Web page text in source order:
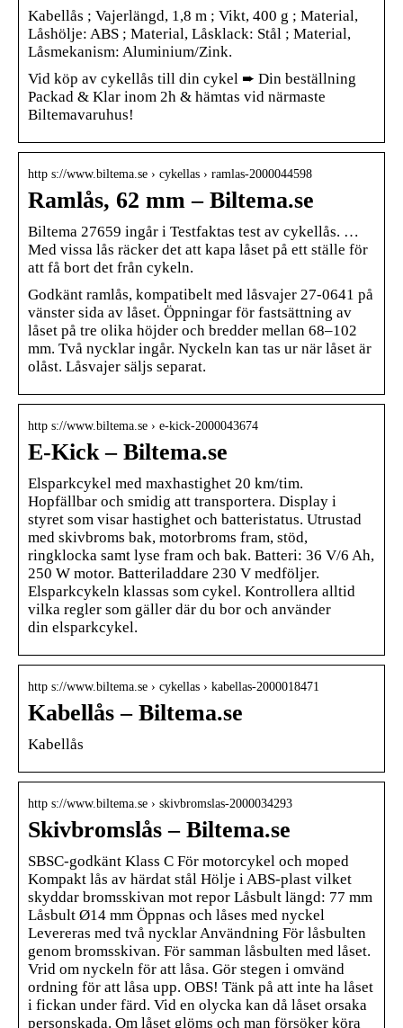
Kabellås ; Vajerlängd, 1,8 m ; Vikt, 400 g ; Material,
Låshölje: ABS ; Material, Låsklack: Stål ; Material,
Låsmekanism: Aluminium/Zink.
Vid köp av cykellås till din cykel ➨ Din beställning
Packad & Klar inom 2h & hämtas vid närmaste
Biltemavaruhus!
http s://www.biltema.se › cykellas › ramlas-2000044598
Ramlås, 62 mm – Biltema.se
Biltema 27659 ingår i Testfaktas test av cykellås. …
Med vissa lås räcker det att kapa låset på ett ställe för
att få bort det från cykeln.
Godkänt ramlås, kompatibelt med låsvajer 27-0641 på
vänster sida av låset. Öppningar för fastsättning av
låset på tre olika höjder och bredder mellan 68–102
mm. Två nycklar ingår. Nyckeln kan tas ur när låset är
olåst. Låsvajer säljs separat.
http s://www.biltema.se › e-kick-2000043674
E-Kick – Biltema.se
Elsparkcykel med maxhastighet 20 km/tim.
Hopfällbar och smidig att transportera. Display i
styret som visar hastighet och batteristatus. Utrustad
med skivbroms bak, motorbroms fram, stöd,
ringklocka samt lyse fram och bak. Batteri: 36 V/6 Ah,
250 W motor. Batteriladdare 230 V medföljer.
Elsparkcykeln klassas som cykel. Kontrollera alltid
vilka regler som gäller där du bor och använder
din elsparkcykel.
http s://www.biltema.se › cykellas › kabellas-2000018471
Kabellås – Biltema.se
Kabellås
http s://www.biltema.se › skivbromslas-2000034293
Skivbromslås – Biltema.se
SBSC-godkänt Klass C För motorcykel och moped
Kompakt lås av härdat stål Hölje i ABS-plast vilket
skyddar bromsskivan mot repor Låsbult längd: 77 mm
Låsbult Ø14 mm Öppnas och låses med nyckel
Levereras med två nycklar Användning För låsbulten
genom bromsskivan. För samman låsbulten med låset.
Vrid om nyckeln för att låsa. Gör stegen i omvänd
ordning för att låsa upp. OBS! Tänk på att inte ha låset
i fickan under färd. Vid en olycka kan då låset orsaka
personskada. Om låset glöms och man försöker köra